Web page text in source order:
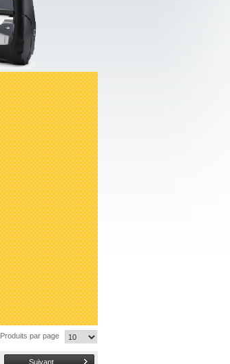
Produits par page
Suivant